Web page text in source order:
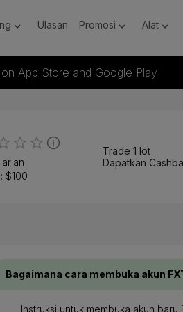
Ulasan Promosi Alat
App Store and Google Play
$100
Trade 1 lot
Dapatkan
Bagaimana cara membuka akun
Instruksi untuk membuka akun